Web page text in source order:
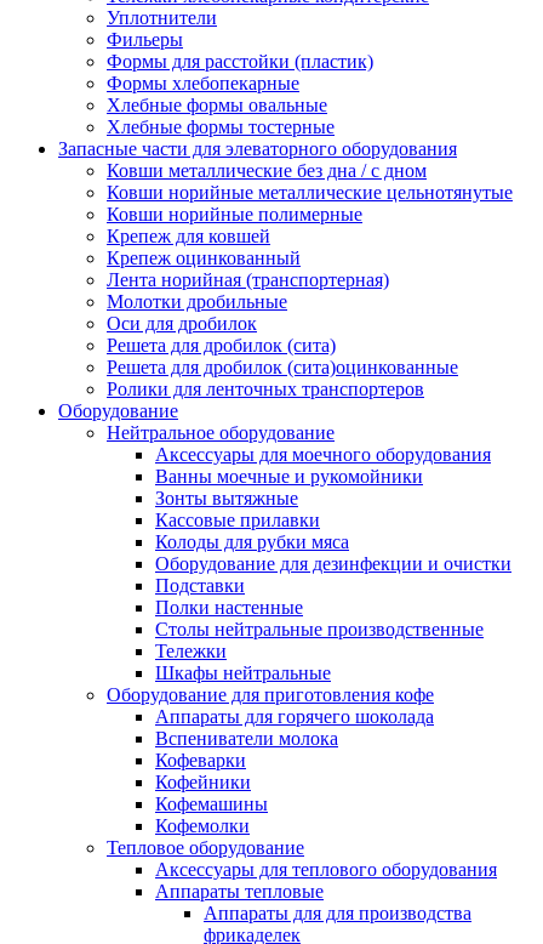
Уплотнители
Фильеры
Формы для расстойки (пластик)
Формы хлебопекарные
Хлебные формы овальные
Хлебные формы тостерные
Запасные части для элеваторного оборудования
Ковши металлические без дна / с дном
Ковши норийные металлические цельнотянутые
Ковши норийные полимерные
Крепеж для ковшей
Крепеж оцинкованный
Лента норийная (транспортерная)
Молотки дробильные
Оси для дробилок
Решета для дробилок (сита)
Решета для дробилок (сита)оцинкованные
Ролики для ленточных транспортеров
Оборудование
Нейтральное оборудование
Аксессуары для моечного оборудования
Ванны моечные и рукомойники
Зонты вытяжные
Кассовые прилавки
Колоды для рубки мяса
Оборудование для дезинфекции и очистки
Подставки
Полки настенные
Столы нейтральные производственные
Тележки
Шкафы нейтральные
Оборудование для приготовления кофе
Аппараты для горячего шоколада
Вспениватели молока
Кофеварки
Кофейники
Кофемашины
Кофемолки
Тепловое оборудование
Аксессуары для теплового оборудования
Аппараты тепловые
Аппараты для для производства
фрикаделек